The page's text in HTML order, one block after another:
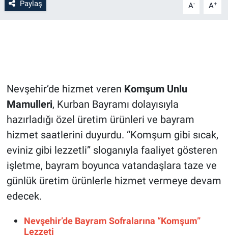
Paylaş A- A+
Nevşehir’de hizmet veren Komşum Unlu
Mamulleri, Kurban Bayramı dolayısıyla
hazırladığı özel üretim ürünleri ve bayram
hizmet saatlerini duyurdu. “Komşum gibi sıcak,
eviniz gibi lezzetli” sloganıyla faaliyet gösteren
işletme, bayram boyunca vatandaşlara taze ve
günlük üretim ürünlerle hizmet vermeye devam
edecek.
Nevşehir’de Bayram Sofralarına “Komşum”
Lezzeti
Kayseri
Niğde
Aksaray
Kırşehir
Genel